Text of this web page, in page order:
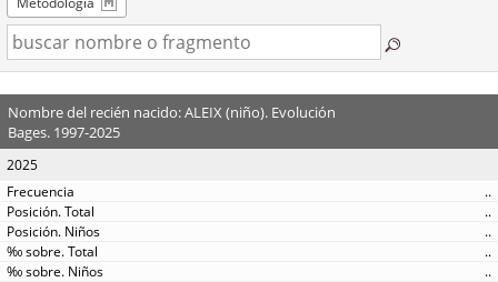
Nombre del recién nacido: ALEIX (niño). Evolución
Bages. 1997-2025
2025
..
..
..
..
..